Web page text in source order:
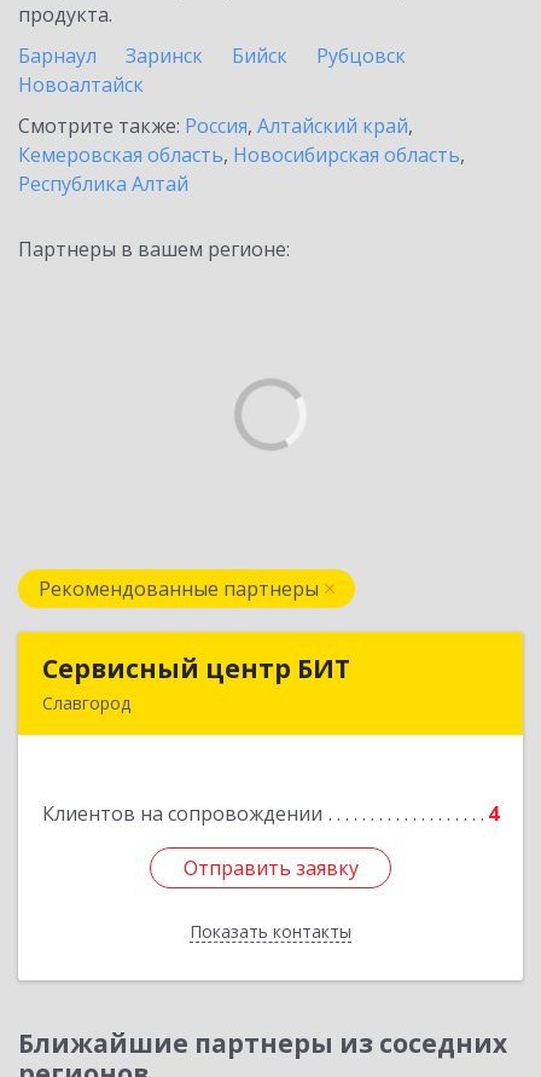
продукта.
Барнаул
Заринск Бийск
Рубцовск
Новоалтайск
Смотрите также: Россия, Алтайский край,
Кемеровская область, Новосибирская область,
Республика Алтай
Партнеры в вашем регионе:
Рекомендованные партнеры
Сервисный центр БИТ
Славгород
Клиентов на сопровождении 4
Отправить заявку
Показать контакты
Сервисный центр БИТ
Подробнее
Отправить заявку
Назад
Ближайшие партнеры из соседних